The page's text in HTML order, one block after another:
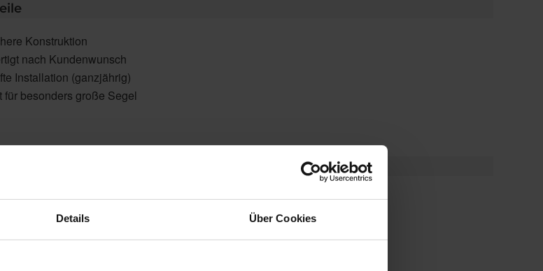
Details Über Cookies
Konstruktion
nach Kundenwunsch
Installation (ganzjährig)
für besonders große Segel
Form mit bis zu 7 m Seitenlänge
aus wasserdurchlässigem HDPE-Netzgewebe in 16 Farben